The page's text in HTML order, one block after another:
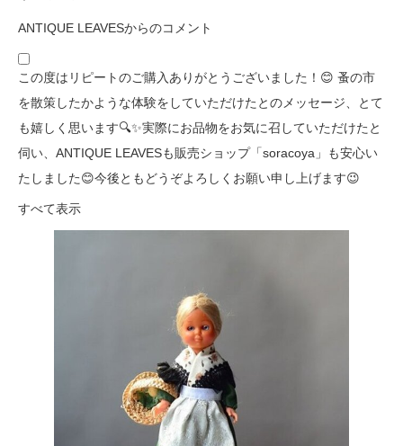
ANTIQUE LEAVESからのコメント
この度はリピートのご購入ありがとうございました！😊 蚤の市
を散策したかような体験をしていただけたとのメッセージ、とて
も嬉しく思います🔍✨実際にお品物をお気に召していただけたと
伺い、ANTIQUE LEAVESも販売ショップ「soracoya」も安心い
たしました😊今後ともどうぞよろしくお願い申し上げます😉
すべて表示